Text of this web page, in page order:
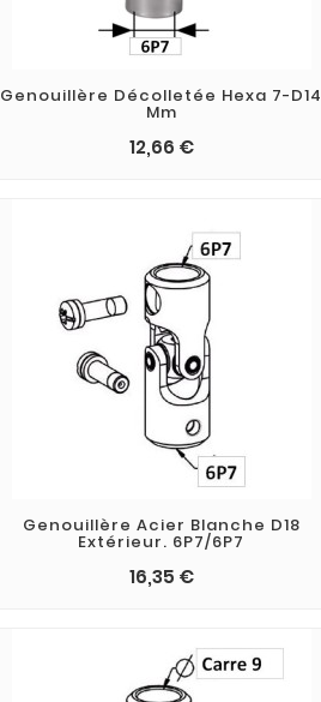
Genouillère Décolletée Hexa 7-D14
Mm
12,66 €
Genouillère Acier Blanche D18
Extérieur. 6P7/6P7
16,35 €